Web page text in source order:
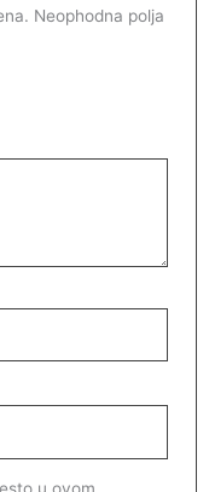
Neophodna polja